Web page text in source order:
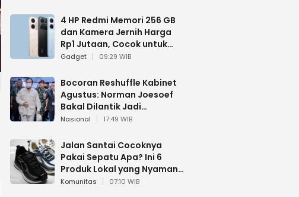
4 HP Redmi Memori 256 GB
dan Kamera Jernih Harga
Rp1 Jutaan, Cocok untuk
Multitasking
Gadget 09:29 WIB
Bocoran Reshuffle Kabinet
Agustus: Norman Joesoef
Bakal Dilantik Jadi
Wamenhan RI
Nasional 17:49 WIB
Jalan Santai Cocoknya
Pakai Sepatu Apa? Ini 6
Produk Lokal yang Nyaman
Buat 17 Agustusan
Komunitas 07:10 WIB